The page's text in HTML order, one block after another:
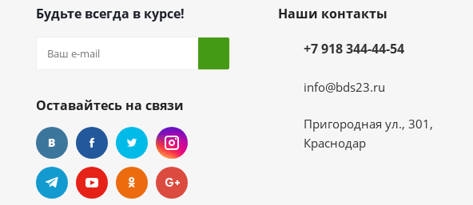
Будьте всегда в курсе!
Оставайтесь на связи
Наши контакты
+7 918 344-44-54
info@bds23.ru
Пригородная ул., 301,
Краснодар